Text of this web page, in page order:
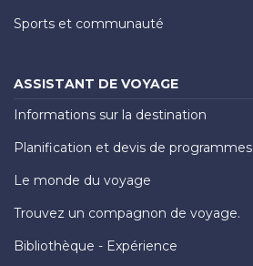
Sports et communauté
ASSISTANT DE VOYAGE
Informations sur la destination
Planification et devis de programmes
Le monde du voyage
Trouvez un compagnon de voyage.
Bibliothèque - Expérience